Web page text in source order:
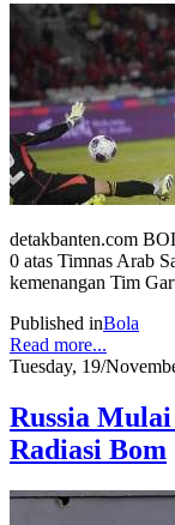
detakbanten.com
0 atas Timnas Arab
kemenangan Tim
Published inBola
Read more...
Tuesday, 19/
Russia
Radiasi Bom